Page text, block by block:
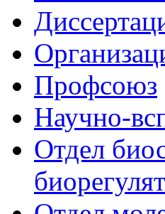
Профсоюз
Научно-
Отдел